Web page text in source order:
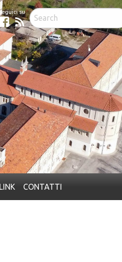
Facebook
feed
rss
LINK CONTATTI